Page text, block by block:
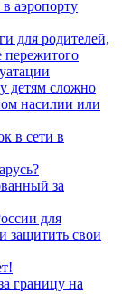
аэропорту
для родителей,
пережитого
детям сложно
насилии или
в сети в
за
для
защитить свои
границу на